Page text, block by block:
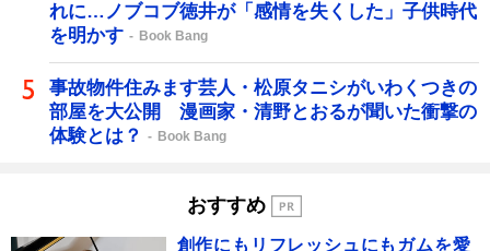
れに…ノブコブ徳井が「感情を失くした」子供時代
を明かす
Book Bang
事故物件住みます芸人・松原タニシがいわくつきの
部屋を大公開 漫画家・清野とおるが聞いた衝撃の
体験とは？
Book Bang
おすすめ
創作にもリフレッシュにもガムを愛